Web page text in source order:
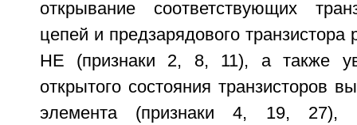
открывание соответствующих
цепей и предзарядового
НЕ (признаки 2, 8, 11), а также
открытого состояния транзисторов
элемента (признаки 4, 19, 27),